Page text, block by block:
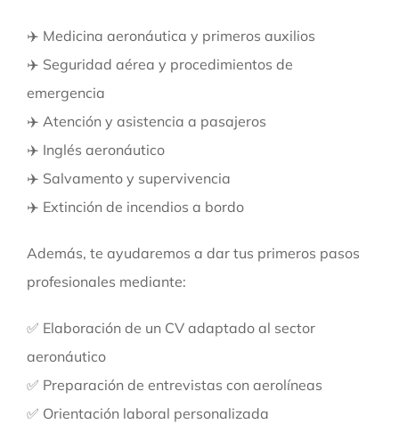
✈️ Medicina aeronáutica y primeros auxilios
✈️ Seguridad aérea y procedimientos de
emergencia
✈️ Atención y asistencia a pasajeros
✈️ Inglés aeronáutico
✈️ Salvamento y supervivencia
✈️ Extinción de incendios a bordo
Además, te ayudaremos a dar tus primeros pasos
profesionales mediante:
✅ Elaboración de un CV adaptado al sector
aeronáutico
✅ Preparación de entrevistas con aerolíneas
✅ Orientación laboral personalizada